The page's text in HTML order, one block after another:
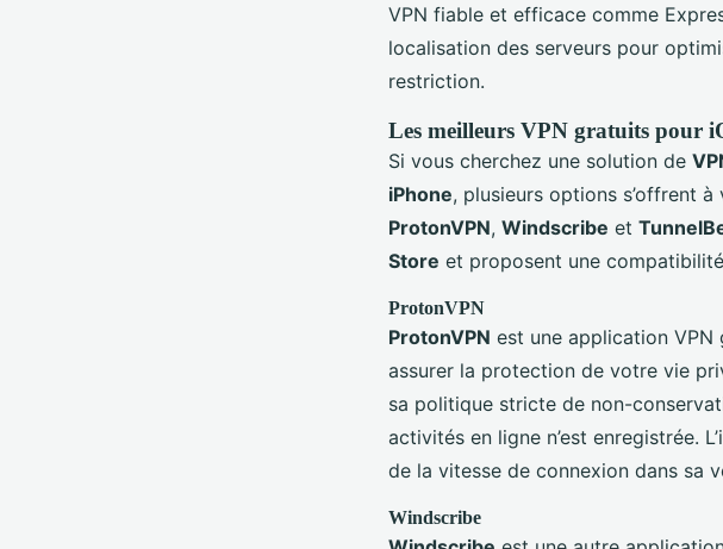
VPN fiable et efficace comme
localisation des serveurs pour
restriction.
Les meilleurs VPN gratuits pour
Si vous cherchez une solution de
iPhone, plusieurs options s’offrent
ProtonVPN, Windscribe et
Store et proposent une
ProtonVPN
ProtonVPN est une application
assurer la protection de votre vie
sa politique stricte de non-
activités en ligne n’est enregistrée.
de la vitesse de connexion dans sa
Windscribe